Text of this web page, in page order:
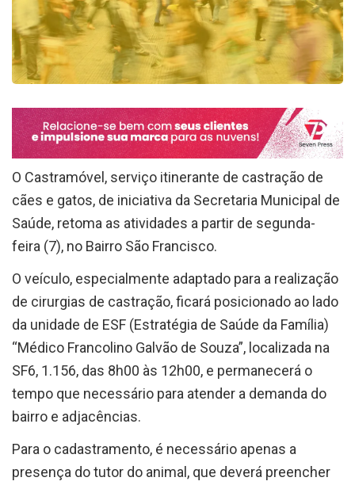
O Castramóvel, serviço itinerante de castração de
cães e gatos, de iniciativa da Secretaria Municipal de
Saúde, retoma as atividades a partir de segunda-
feira (7), no Bairro São Francisco.
O veículo, especialmente adaptado para a realização
de cirurgias de castração, ficará posicionado ao lado
da unidade de ESF (Estratégia de Saúde da Família)
“Médico Francolino Galvão de Souza”, localizada na
SF6, 1.156, das 8h00 às 12h00, e permanecerá o
tempo que necessário para atender a demanda do
bairro e adjacências.
Para o cadastramento, é necessário apenas a
presença do tutor do animal, que deverá preencher